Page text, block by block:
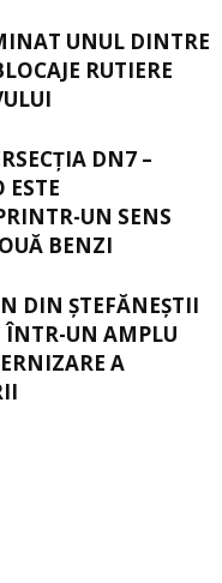
UNUL DINTRE
RUTIERE
DN7 –
UN SENS
BENZI
DIN ŞTEFĂNEŞTII
ÎNTR-UN AMPLU
A